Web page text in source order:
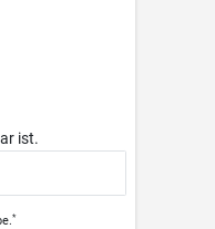
ist.
*